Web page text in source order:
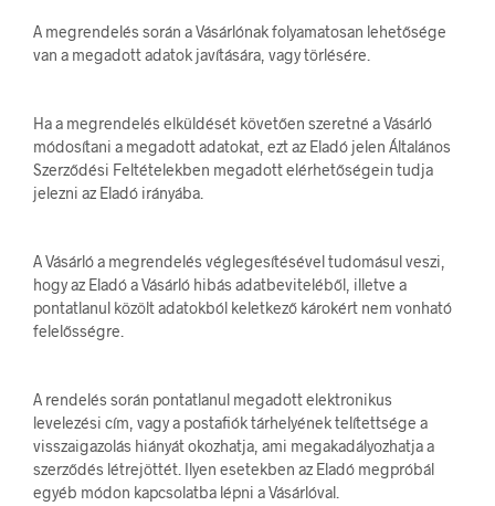
A megrendelés során a Vásárlónak folyamatosan lehetősége
van a megadott adatok javítására, vagy törlésére.
Ha a megrendelés elküldését követően szeretné a Vásárló
módosítani a megadott adatokat, ezt az Eladó jelen Általános
Szerződési Feltételekben megadott elérhetőségein tudja
jelezni az Eladó irányába.
A Vásárló a megrendelés véglegesítésével tudomásul veszi,
hogy az Eladó a Vásárló hibás adatbeviteléből, illetve a
pontatlanul közölt adatokból keletkező károkért nem vonható
felelősségre.
A rendelés során pontatlanul megadott elektronikus
levelezési cím, vagy a postafiók tárhelyének telítettsége a
visszaigazolás hiányát okozhatja, ami megakadályozhatja a
szerződés létrejöttét. Ilyen esetekben az Eladó megpróbál
egyéb módon kapcsolatba lépni a Vásárlóval.